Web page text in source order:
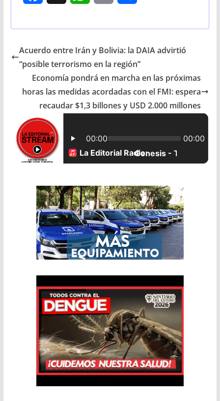
e
o
o
k
t
s
A
p
i
r
Acuerdo entre Irán y Bolivia: la DAIA advirtió
“posible terrorismo en la región”
Economía pondrá en marcha en las próximas
horas las medidas acordadas con el FMI: espera
recaudar $1,3 billones y USD 2.000 millones